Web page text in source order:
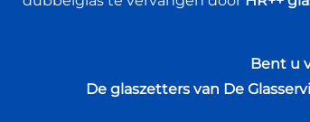
Bent u
De glaszetters van De